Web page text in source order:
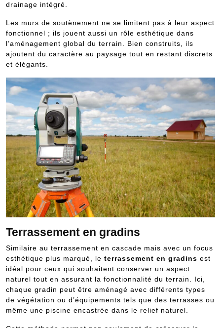
drainage intégré.
Les murs de soutènement ne se limitent pas à leur aspect
fonctionnel ; ils jouent aussi un rôle esthétique dans
l’aménagement global du terrain. Bien construits, ils
ajoutent du caractère au paysage tout en restant discrets
et élégants.
Terrassement en gradins
Similaire au terrassement en cascade mais avec un focus
esthétique plus marqué, le terrassement en gradins est
idéal pour ceux qui souhaitent conserver un aspect
naturel tout en assurant la fonctionnalité du terrain. Ici,
chaque gradin peut être aménagé avec différents types
de végétation ou d’équipements tels que des terrasses ou
même une piscine encastrée dans le relief naturel.